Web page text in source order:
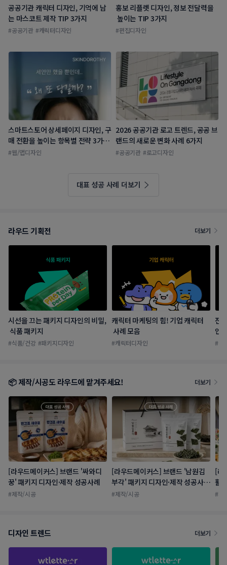
공공기관 캐릭터 디자인, 기억에 남
는 마스코트 제작 TIP 3가지
#공공기관 #캐릭터디자인
홍보 리플렛 디자인, 정보 전달력을
높이는 TIP 3가지
#편집디자인
스마트스토어 상세페이지 디자인, 구
매 전환을 높이는 항목별 전략 3가
지!
#웹/앱디자인
2026 공공기관 로고 트렌드, 공공 브
랜드의 새로운 변화 사례 6가지
#공공기관 #로고디자인
대표 성공 사례 더보기
라우드 기획전 더보기
시선을 끄는 패키지 디자인의 비밀,
식품 패키지
#식품/건강 #패키지디자인
캐릭터 마케팅의 힘! 기업 캐릭터
사례 모음
#캐릭터디자인
전
인
#병
📦 제작/시공도 라우드에 맡겨주세요! 더보기
[라우드메이커스] 브랜드 '싸와디
꿍' 패키지 디자인·제작 성공사례
#제작/시공
[라우드메이커스] 브랜드 '남원김
부각' 패키지 디자인·제작 성공사
례
#제작/시공
[라
활
치
#제
디자인 트렌드 더보기